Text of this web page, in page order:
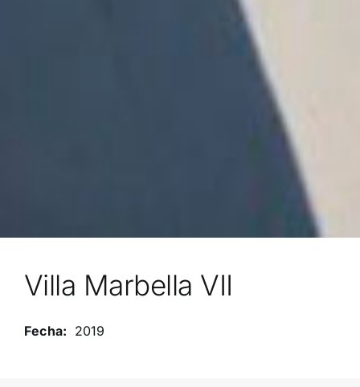
Villa Marbella VII
2019